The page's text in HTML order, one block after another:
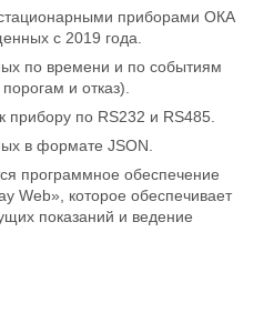
приборами ОКА
с 2019 года.
по времени и по событиям
и отказ).
прибору по RS232 и RS485.
в формате JSON.
программное обеспечение
Web», которое обеспечивает
показаний и ведение